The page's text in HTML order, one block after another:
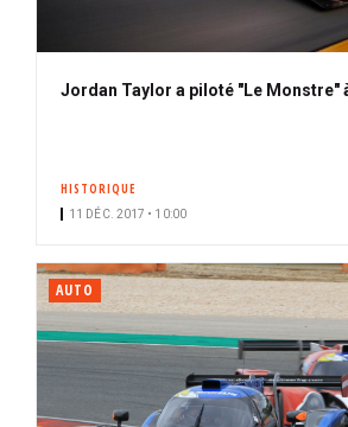
Jordan Taylor a piloté "Le Monstre"
HISTORIQUE
11 DÉC. 2017 • 10:00
AUTO